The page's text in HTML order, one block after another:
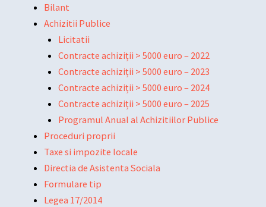
Bilant
Achizitii Publice
Licitatii
Contracte achiziții > 5000 euro – 2022
Contracte achiziții > 5000 euro – 2023
Contracte achiziții > 5000 euro – 2024
Contracte achiziții > 5000 euro – 2025
Programul Anual al Achizitiilor Publice
Proceduri proprii
Taxe si impozite locale
Directia de Asistenta Sociala
Formulare tip
Legea 17/2014